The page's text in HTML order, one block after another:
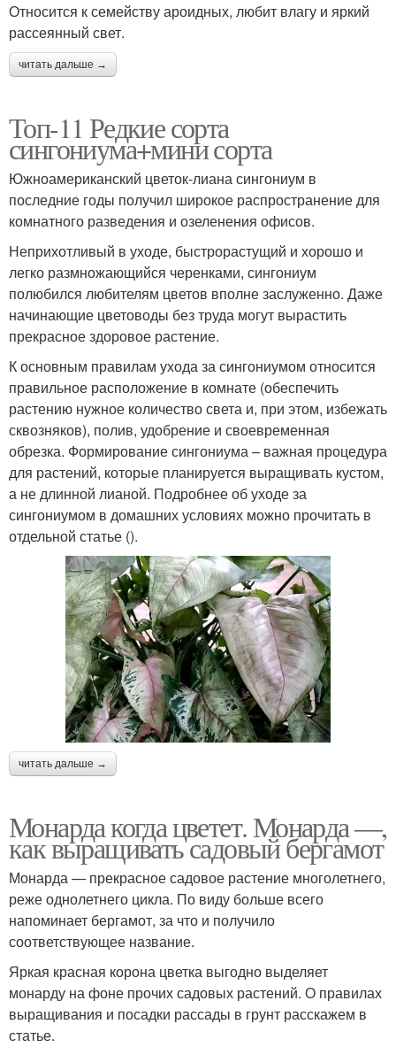
Относится к семейству ароидных, любит влагу и яркий
рассеянный свет.
читать дальше →
Топ-11 Редкие сорта
сингониума+мини сорта
Южноамериканский цветок-лиана сингониум в
последние годы получил широкое распространение для
комнатного разведения и озеленения офисов.
Неприхотливый в уходе, быстрорастущий и хорошо и
легко размножающийся черенками, сингониум
полюбился любителям цветов вполне заслуженно. Даже
начинающие цветоводы без труда могут вырастить
прекрасное здоровое растение.
К основным правилам ухода за сингониумом относится
правильное расположение в комнате (обеспечить
растению нужное количество света и, при этом, избежать
сквозняков), полив, удобрение и своевременная
обрезка. Формирование сингониума – важная процедура
для растений, которые планируется выращивать кустом,
а не длинной лианой. Подробнее об уходе за
сингониумом в домашних условиях можно прочитать в
отдельной статье ().
читать дальше →
Монарда когда цветет. Монарда —,
как выращивать садовый бергамот
Монарда — прекрасное садовое растение многолетнего,
реже однолетнего цикла. По виду больше всего
напоминает бергамот, за что и получило
соответствующее название.
Яркая красная корона цветка выгодно выделяет
монарду на фоне прочих садовых растений. О правилах
выращивания и посадки рассады в грунт расскажем в
статье.